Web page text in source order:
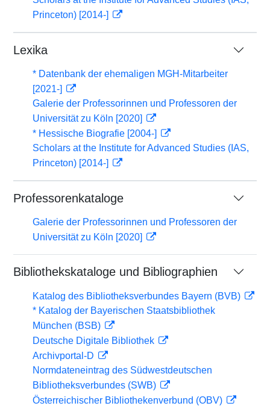
Princeton) [2014-]
Lexika
* Datenbank der ehemaligen MGH-Mitarbeiter
[2021-]
Galerie der Professorinnen und Professoren der
Universität zu Köln [2020]
* Hessische Biografie [2004-]
Scholars at the Institute for Advanced Studies (IAS,
Princeton) [2014-]
Professorenkataloge
Galerie der Professorinnen und Professoren der
Universität zu Köln [2020]
Bibliothekskataloge und Bibliographien
Katalog des Bibliotheksverbundes Bayern (BVB)
* Katalog der Bayerischen Staatsbibliothek
München (BSB)
Deutsche Digitale Bibliothek
Archivportal-D
Normdateneintrag des Südwestdeutschen
Bibliotheksverbundes (SWB)
Österreichischer Bibliothekenverbund (OBV)